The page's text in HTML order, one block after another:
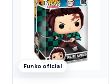
Funko oficial